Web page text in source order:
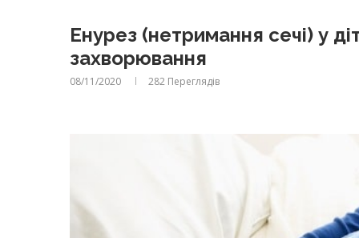
Енурез (нетримання сечі) у
захворювання
08/11/2020 282 Переглядів